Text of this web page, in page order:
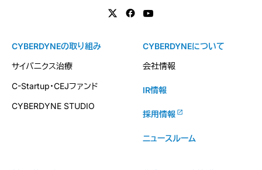
CYBERDYNEの取り組み
サイバニクス治療
C-Startup・CEJファンド
CYBERDYNE STUDIO
CYBERDYNEについて
会社情報
IR情報
採用情報
ニュースルーム